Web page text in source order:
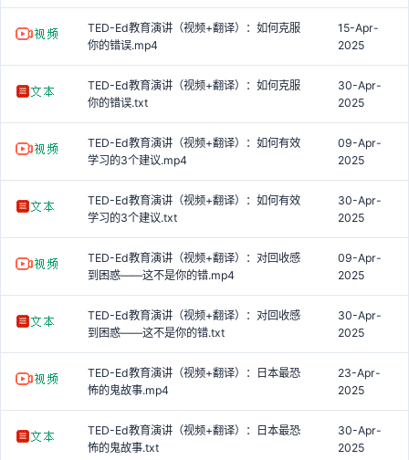
TED-Ed教育演讲（视频+翻译）：如何克服
你的错误.mp4
15-Apr-
2025
TED-Ed教育演讲（视频+翻译）：如何克服
你的错误.txt
30-Apr-
2025
TED-Ed教育演讲（视频+翻译）：如何有效
学习的3个建议.mp4
09-Apr-
2025
TED-Ed教育演讲（视频+翻译）：如何有效
学习的3个建议.txt
30-Apr-
2025
TED-Ed教育演讲（视频+翻译）：对回收感
到困惑——这不是你的错.mp4
09-Apr-
2025
TED-Ed教育演讲（视频+翻译）：对回收感
到困惑——这不是你的错.txt
30-Apr-
2025
TED-Ed教育演讲（视频+翻译）：日本最恐
怖的鬼故事.mp4
23-Apr-
2025
TED-Ed教育演讲（视频+翻译）：日本最恐
怖的鬼故事.txt
30-Apr-
2025